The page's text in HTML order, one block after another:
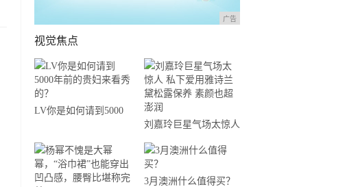
广告
视觉焦点
LV你是如何请到5000
刘嘉玲巨星气场太惊人
私下爱用雅诗兰黛松露
保养 素颜也超澎润
3月澳洲什么值得买？